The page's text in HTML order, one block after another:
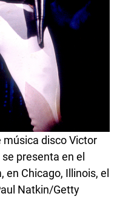
música disco Victor
presenta en el
Chicago, Illinois, el
Natkin/Getty